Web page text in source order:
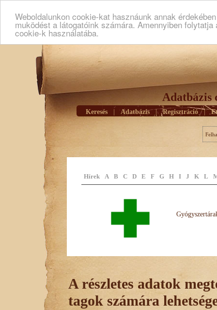
Weboldalunkon cookie-kat hasznáunk annak
muködést a látogatóink számára. Amennyiben
cookie-k használatába.
Adatbázis
Keresés Adatbázis | Regisztráció |
Hírek A B C D E F G H I J K L
A részletes adatok
tagok számára